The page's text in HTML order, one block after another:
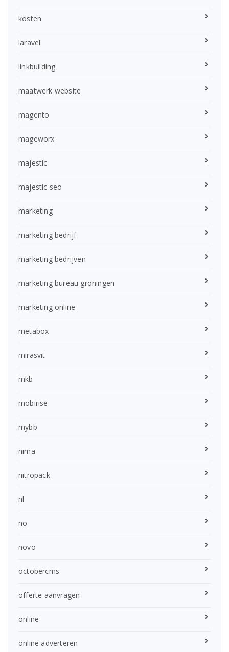
kosten
laravel
linkbuilding
maatwerk website
magento
mageworx
majestic
majestic seo
marketing
marketing bedrijf
marketing bedrijven
marketing bureau groningen
marketing online
metabox
mirasvit
mkb
mobirise
mybb
nima
nitropack
nl
no
novo
octobercms
offerte aanvragen
online
online adverteren